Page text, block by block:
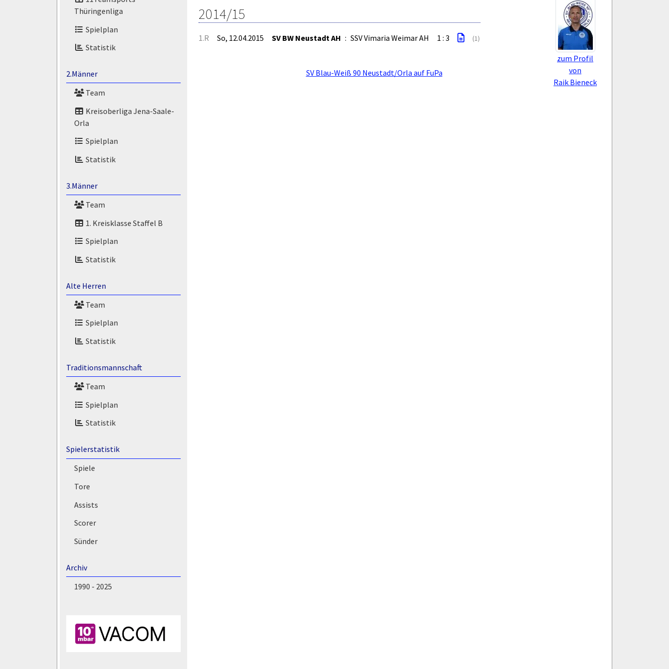
Thüringenliga
Spielplan
Statistik
2.Männer
Team
Kreisoberliga Jena-Saale-
Orla
Spielplan
Statistik
3.Männer
Team
1. Kreisklasse Staffel B
Spielplan
Statistik
Alte Herren
Team
Spielplan
Statistik
Traditionsmannschaft
Team
Spielplan
Statistik
Spielerstatistik
Spiele
Tore
Assists
Scorer
Sünder
Archiv
1990 - 2025
zum Profil
von
Raik Bieneck
2014/15
1.R So, 12.04.2015 SV BW Neustadt AH : SSV Vimaria Weimar AH 1 : 3 (1)
SV Blau-Weiß 90 Neustadt/Orla auf FuPa